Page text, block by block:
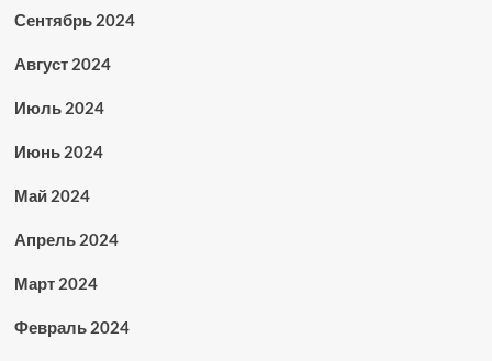
Сентябрь 2024
Август 2024
Июль 2024
Июнь 2024
Май 2024
Апрель 2024
Март 2024
Февраль 2024